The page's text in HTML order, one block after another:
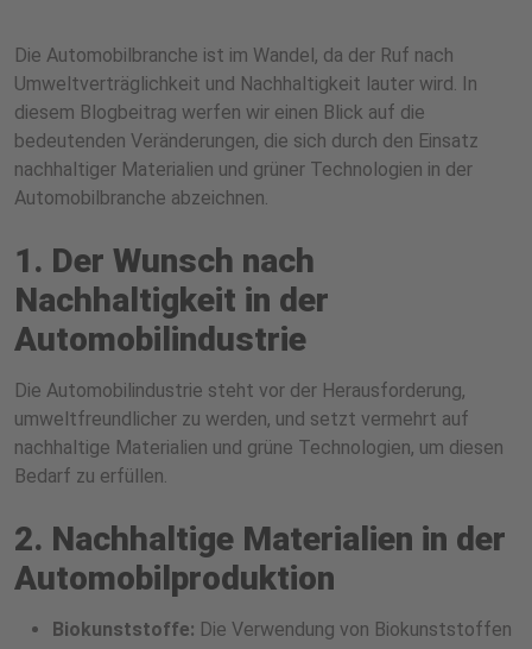
Die Automobilbranche ist im Wandel, da der Ruf nach
Umweltverträglichkeit und Nachhaltigkeit lauter wird. In
diesem Blogbeitrag werfen wir einen Blick auf die
bedeutenden Veränderungen, die sich durch den Einsatz
nachhaltiger Materialien und grüner Technologien in der
Automobilbranche abzeichnen.
1. Der Wunsch nach
Nachhaltigkeit in der
Automobilindustrie
Die Automobilindustrie steht vor der Herausforderung,
umweltfreundlicher zu werden, und setzt vermehrt auf
nachhaltige Materialien und grüne Technologien, um diesen
Bedarf zu erfüllen.
2. Nachhaltige Materialien in der
Automobilproduktion
Biokunststoffe: Die Verwendung von Biokunststoffen